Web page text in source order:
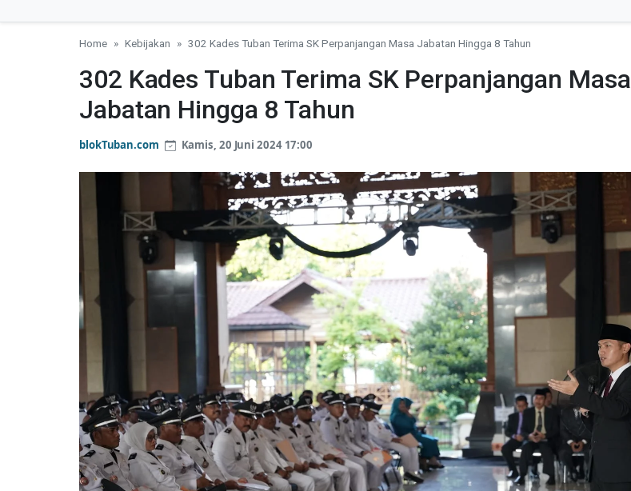
Home Kebijakan 302 Kades Tuban Terima SK Perpanjangan Masa Jabatan Hingga 8 Tahun
302 Kades Tuban Terima SK Perpanjangan Masa
Jabatan Hingga 8 Tahun
blokTuban.com Kamis, 20 Juni 2024 17:00